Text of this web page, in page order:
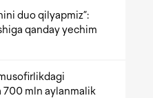
duo qilyapmiz”:
qanday yechim
mln aylanmalik